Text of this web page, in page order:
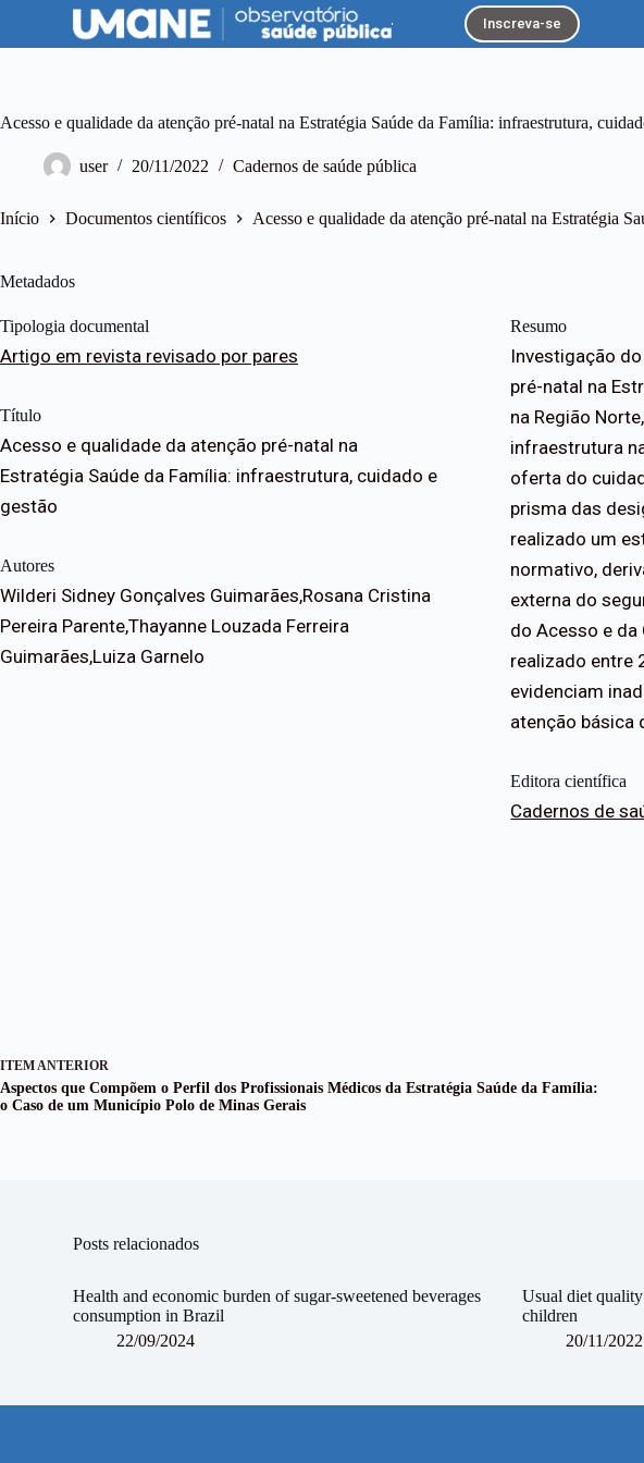
p
c
t
d
o
Inscreva-se
Acesso e qualidade da atenção pré-natal na Estratégia Saúde da Família: infraestrutura,
user 20/11/2022 Cadernos de saúde pública
Início Documentos científicos Acesso e qualidade da atenção pré-natal na Estratégia
Metadados
Tipologia documental
Artigo em revista revisado por pares
Título
Acesso e qualidade da atenção pré-natal na
Estratégia Saúde da Família: infraestrutura, cuidado e
gestão
Autores
Wilderi Sidney Gonçalves Guimarães,Rosana Cristina
Pereira Parente,Thayanne Louzada Ferreira
Guimarães,Luiza Garnelo
Resumo
Investigação
pré-natal na
na Região
infraestrutura
oferta do
prisma das
realizado um
normativo,
externa do
do Acesso e da
realizado entre
evidenciam
atenção básica
Editora científica
Cadernos de
ITEM ANTERIOR
Aspectos que Compõem o Perfil dos Profissionais Médicos da Estratégia Saúde da Família:
o Caso de um Município Polo de Minas Gerais
Posts relacionados
Health and economic burden of sugar-sweetened beverages
consumption in Brazil
22/09/2024
Usual diet
children
20/11/2022